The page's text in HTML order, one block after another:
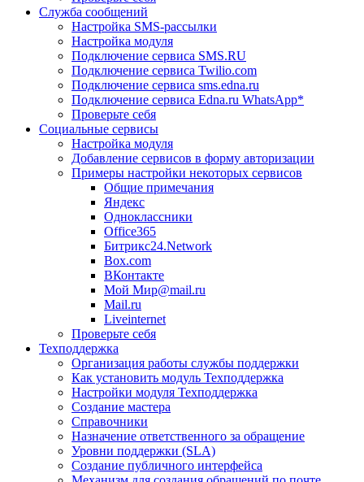
Служба сообщений
Настройка SMS-рассылки
Настройка модуля
Подключение сервиса SMS.RU
Подключение сервиса Twilio.com
Подключение сервиса sms.edna.ru
Подключение сервиса Edna.ru WhatsApp*
Проверьте себя
Социальные сервисы
Настройка модуля
Добавление сервисов в форму авторизации
Примеры настройки некоторых сервисов
Общие примечания
Яндекс
Одноклассники
Office365
Битрикс24.Network
Box.com
ВКонтакте
Мой Мир@mail.ru
Mail.ru
Liveinternet
Проверьте себя
Техподдержка
Организация работы службы поддержки
Как установить модуль Техподдержка
Настройки модуля Техподдержка
Создание мастера
Справочники
Назначение ответственного за обращение
Уровни поддержки (SLA)
Создание публичного интерфейса